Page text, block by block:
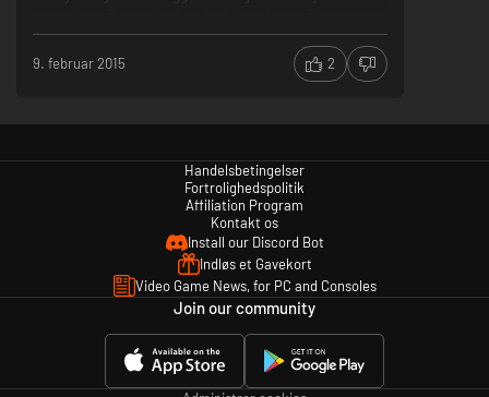
meget mere intenst og uhyggeligt spiloplevelse, da man
simpelthen er skræmt og bange for at færdes ude om
natten.
Til sidst er der bare at sige at dette spil er et must have
spil, hvis man er zombie fan.
Fedt med dag/nat feature.
9. februar 2015 2
Handelsbetingelser
Fortrolighedspolitik
Affiliation Program
Kontakt os
Install our Discord Bot
Indløs et Gavekort
Video Game News, for PC and Consoles
Join our community